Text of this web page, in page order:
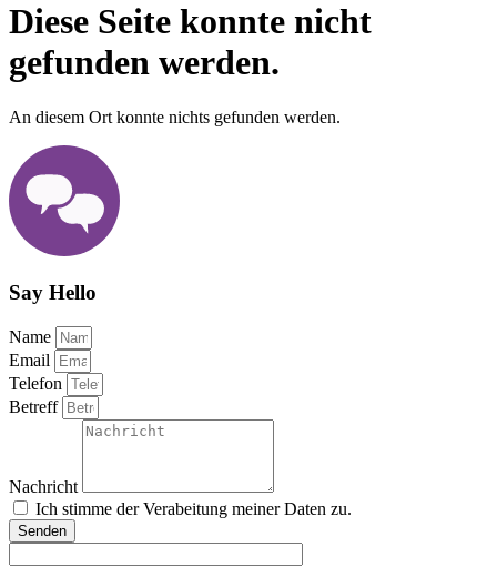
Diese Seite konnte nicht
gefunden werden.
An diesem Ort konnte nichts gefunden werden.
Say Hello
Name
Email
Telefon
Betreff
Nachricht
Ich stimme der Verabeitung meiner Daten zu.
Senden